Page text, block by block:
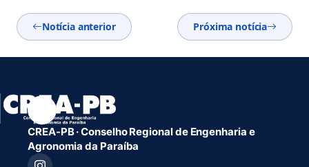
Notícia anterior Próxima notícia
CREA-PB · Conselho Regional de Engenharia e
Agronomia da Paraíba